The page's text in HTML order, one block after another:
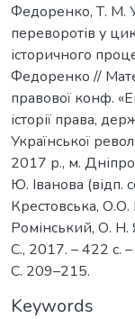
Федоренко, Т. М.
переворотів у
історичного
Федоренко //
правової конф.
історії права,
Української
2017 р., м. Дніпро
Ю. Іванова (відп.
Крестовська,
Ромінський, О.
С., 2017. – 422 с. –
С. 209–215.
Keywords